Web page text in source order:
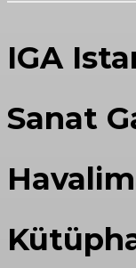
IGA
Sanat